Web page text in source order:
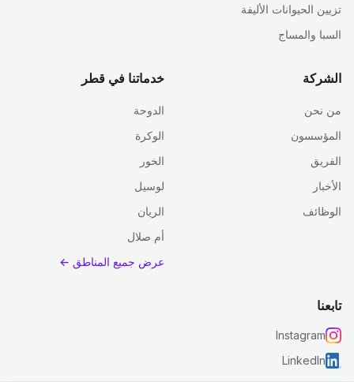
تزيين الحيوانات الأليفة
السبا والمساج
الشركة
من نحن
المؤسسون
الفريق
الأخبار
الوظائف
خدماتنا في قطر
الدوحة
الوكرة
الخور
لوسيل
الريان
أم صلال
عرض جميع المناطق ←
تابعنا
Instagram
LinkedIn